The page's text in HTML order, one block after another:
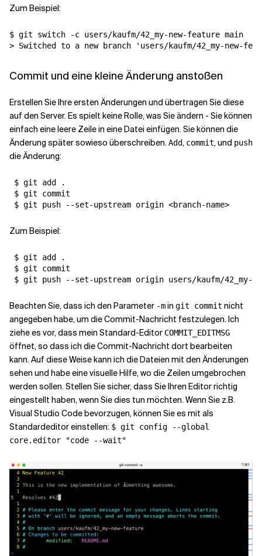
Zum Beispiel:
$ git switch -c users/kaufm/42_my-new-feature main
> Switched to a new branch 'users/kaufm/42_my-new-
Commit und eine kleine Änderung anstoßen
Erstellen Sie Ihre ersten Änderungen und übertragen Sie diese
auf den Server. Es spielt keine Rolle, was Sie ändern - Sie können
einfach eine leere Zeile in eine Datei einfügen. Sie können die
Änderung später sowieso überschreiben.Add, commit, und push
die Änderung:
$ git add .
$ git commit
$ git push --set-upstream origin <branch-name>
Zum Beispiel:
$ git add .
$ git commit
$ git push --set-upstream origin users/kaufm/42_my-
Beachten Sie, dass ich den Parameter -min git commit nicht
angegeben habe, um die Commit-Nachricht festzulegen. Ich
ziehe es vor, dass mein Standard-Editor COMMIT_EDITMSG
öffnet, so dass ich die Commit-Nachricht dort bearbeiten
kann. Auf diese Weise kann ich die Dateien mit den Änderungen
sehen und habe eine visuelle Hilfe, wo die Zeilen umgebrochen
werden sollen. Stellen Sie sicher, dass Sie Ihren Editor richtig
eingestellt haben, wenn Sie dies tun möchten. Wenn Sie z.B.
Visual Studio Code bevorzugen, können Sie es mit als
Standardeditor einstellen: $ git config --global
core.editor "code --wait"